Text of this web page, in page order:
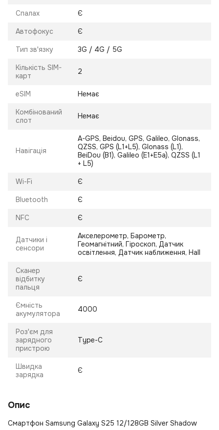
Спалах Є
Автофокус Є
Тип зв'язку 3G / 4G / 5G
Кількість SIM-
карт
2
eSIM Немає
Комбінований
слот
Немає
Навігація
A-GPS, Beidou, GPS, Galileo, Glonass,
QZSS, GPS (L1+L5), Glonass (L1),
BeiDou (B1), Galileo (E1+E5a), QZSS (L1
+ L5)
Wi-Fi Є
Bluetooth Є
NFC Є
Датчики і
сенсори
Акселерометр, Барометр,
Геомагнітний, Гіроскоп, Датчик
освітлення, Датчик наближення, Hall
Сканер
відбитку
пальця
Є
Ємність
акумулятора
4000
Роз'єм для
зарядного
пристрою
Type-C
Швидка
зарядка
Є
Опис
Смартфон Samsung Galaxy S25 12/128GB Silver Shadow